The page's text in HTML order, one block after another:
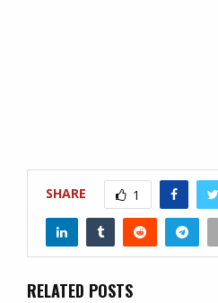
SHARE 1
RELATED POSTS